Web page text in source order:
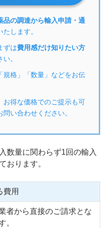
品の調達から輸入申請・通
たします。
ずは費用感だけ知りたい方
。
規格」「数量」などをお伝
お得な価格でのご提示も可
い合わせください。
数量に関わらず1回の輸入
おります。
費用
者から直接のご請求とな
。